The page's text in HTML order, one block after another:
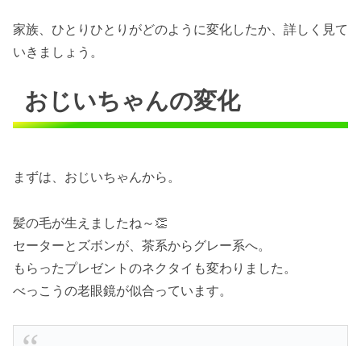
家族、ひとりひとりがどのように変化したか、詳しく見て
いきましょう。
おじいちゃんの変化
まずは、おじいちゃんから。
髪の毛が生えましたね～👏
セーターとズボンが、茶系からグレー系へ。
もらったプレゼントのネクタイも変わりました。
べっこうの老眼鏡が似合っています。